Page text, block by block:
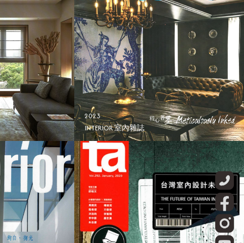
2023
INTERIOR 室內雜誌